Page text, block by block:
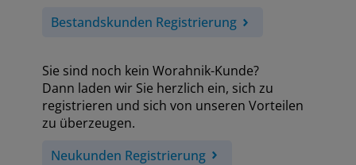
Bestandskunden Registrierung
Sie sind noch kein Worahnik-Kunde?
Dann laden wir Sie herzlich ein, sich zu
registrieren und sich von unseren Vorteilen
zu überzeugen.
Neukunden Registrierung